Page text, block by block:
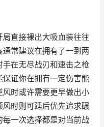
直接裸出大吸血装往往
常建议在拥有了一到两
在无尽战刃和速击之枪
证你在拥有一定伤害能
时或许需要更早做出小
时则可延后优先追求碾
一次选择都是对当前战